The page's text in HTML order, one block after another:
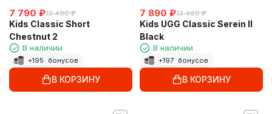
7 790 ₽13 490 ₽
Kids Classic Short
Chestnut 2
В наличии
+195 бонусов
В КОРЗИНУ
7 890 ₽13 490 ₽
Kids UGG Classic Serein II
Black
В наличии
+197 бонусов
В КОРЗИНУ